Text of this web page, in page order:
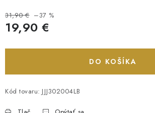
31,90 € –37 %
19,90 €
DO KOŠÍKA
Kód tovaru: JJJ302004LB